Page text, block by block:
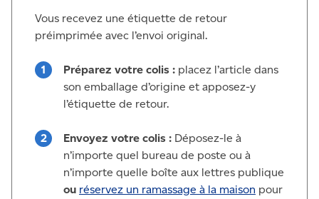
Vous recevez une étiquette de retour
préimprimée avec l’envoi original.
Préparez votre colis : placez l’article dans
son emballage d’origine et apposez-y
l’étiquette de retour.
Envoyez votre colis : Déposez-le à
n’importe quel bureau de poste ou à
n’importe quelle boîte aux lettres publique
ou réservez un ramassage à la maison pour